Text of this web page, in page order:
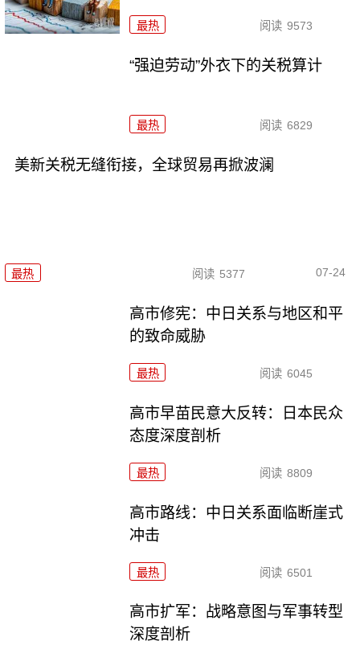
最热 阅读 9573
“强迫劳动”外衣下的关税算计
最热 阅读 6829
美新关税无缝衔接，全球贸易再掀波澜
最热 阅读 5377 07-24
高市修宪：中日关系与地区和平
的致命威胁
最热 阅读 6045
高市早苗民意大反转：日本民众
态度深度剖析
最热 阅读 8809
高市路线：中日关系面临断崖式
冲击
最热 阅读 6501
高市扩军：战略意图与军事转型
深度剖析